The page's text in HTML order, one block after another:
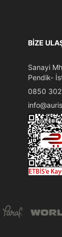
BIZE
Sanayi
Pendik-
0850